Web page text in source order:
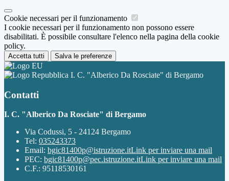
Cookie necessari per il funzionamento
I cookie necessari per il funzionamento non possono essere
disabilitati. È possibile consultare l'elenco nella pagina della cookie
policy.
Accetta tutti Salva le preferenze
I. C. "Alberico Da Rosciate" di Bergamo
Contatti
I. C. "Alberico Da Rosciate" di Bergamo
Via Codussi, 5 - 24124 Bergamo
Tel: 035243373
Email: bgic81400p@istruzione.itLink per inviare una mail
PEC: bgic81400p@pec.istruzione.itLink per inviare una mail
C.F.: 95118530161